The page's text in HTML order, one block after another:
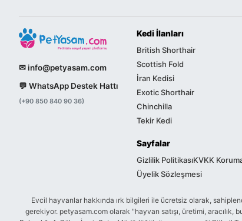
✉ info@petyasam.com
💬 WhatsApp Destek Hattı
(+90 850 840 90 36)
Kedi İlanları
British Shorthair
Scottish Fold
İran Kedisi
Exotic Shorthair
Chinchilla
Tekir Kedi
Sayfalar
Gizlilik PolitikasıKVKK
Üyelik Sözleşmesi
Evcil hayvanlar hakkında ırk bilgileri ile ücretsiz olarak,
gerekiyor. petyasam.com olarak "hayvan satışı, üretimi, aracılık,